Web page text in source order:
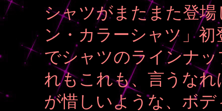
シャツがまたまた登
ン・カラーシャツ」初
でシャツのラインナ
れもこれも、言うな
が惜しいような、ボ